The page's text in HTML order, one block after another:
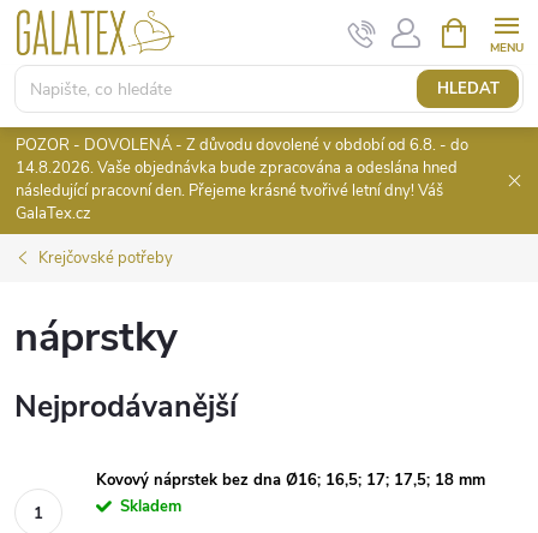
Přejít
obsah
HLEDAT
NÁKUPNÍ
KOŠÍK
POZOR - DOVOLENÁ - Z důvodu dovolené v období od 6.8. - do
14.8.2026. Vaše objednávka bude zpracována a odeslána hned
následující pracovní den. Přejeme krásné tvořivé letní dny! Váš
GalaTex.cz
Krejčovské potřeby
náprstky
Nejprodávanější
Kovový náprstek bez dna Ø16; 16,5; 17; 17,5; 18 mm
Skladem